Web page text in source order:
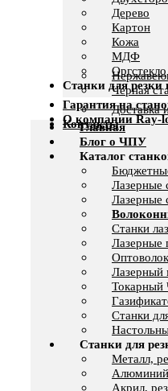
Дерево
Картон
Кожа
МДФ
Оргстекло
Станки для резки
Черная
Гарантия на
О компании Ray-
Доставка
Контакты
Главная
Блог о ЧПУ
Каталог
Лазерные
Лазерные
Станки
Лазерные
Лазерный
Cтанки
Станки для
Металл,
Акрил,